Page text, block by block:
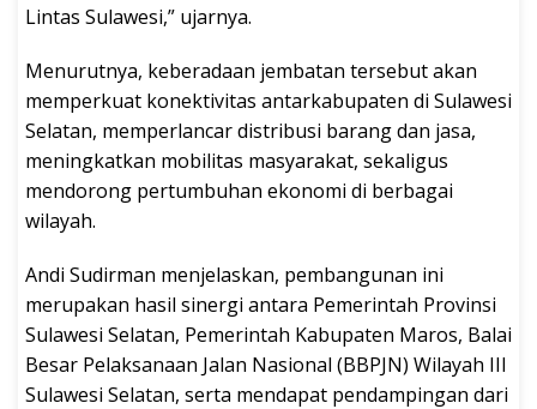
Lintas Sulawesi,” ujarnya.
Menurutnya, keberadaan jembatan tersebut akan
memperkuat konektivitas antarkabupaten di Sulawesi
Selatan, memperlancar distribusi barang dan jasa,
meningkatkan mobilitas masyarakat, sekaligus
mendorong pertumbuhan ekonomi di berbagai
wilayah.
Andi Sudirman menjelaskan, pembangunan ini
merupakan hasil sinergi antara Pemerintah Provinsi
Sulawesi Selatan, Pemerintah Kabupaten Maros, Balai
Besar Pelaksanaan Jalan Nasional (BBPJN) Wilayah III
Sulawesi Selatan, serta mendapat pendampingan dari